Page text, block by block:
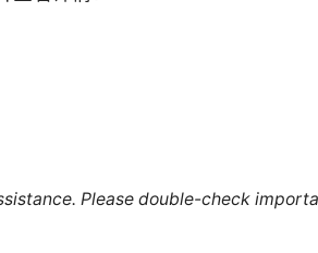
Please double-check